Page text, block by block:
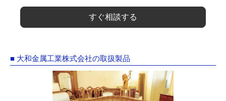
すぐ相談する
■ 大和金属工業株式会社の取扱製品